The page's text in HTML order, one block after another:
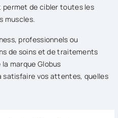
de cibler toutes les
muscles.
professionnels ou
de soins et de traitements
marque Globus
vos attentes, quelles